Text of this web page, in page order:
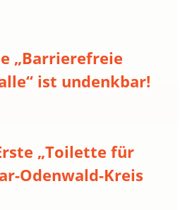
„Barrierefreie
ist undenkbar!
„Toilette für
Odenwald-Kreis